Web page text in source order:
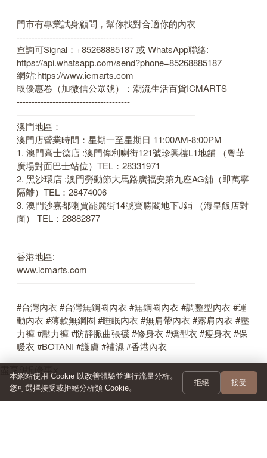
門市有專業試身顧問，幫你找對合適你的內衣
---------------------------------------
查詢可Signal：+85268885187 或 WhatsApp聯絡:
https://api.whatsapp.com/send?phone=85268885187
網站:https://www.icmarts.com
取優惠卷（加微信公眾號）：潮流生活百貨ICMARTS
--------------------------------------
————————————————————
澳門地區：
澳門店營業時間：星期一至星期日 11:00AM-8:00PM
1. 澳門高士德店 :澳門俾利喇街121號珍興樓L1地舖 （粵華
廣場對面巴士站位）TEL：28331971
2. 黑沙環店 :澳門勞動節大馬路廣福安第九座AG舖（即萬寧
隔離）TEL：28474006
3. 澳門沙嘉都喇賈罷麗街14號寶勝閣地下J鋪 （海皇飯店對
面） TEL：28882877
香港地區:
www.icmarts.com
————————————————————
#台灣內衣 #台灣無鋼圈內衣 #無鋼圈內衣 #調整型內衣 #運
動內衣 #薄款無鋼圈 #睡眠內衣 #無肩帶內衣 #露肩內衣 #壓
力褲 #壓力褲 #防靜脈曲張襪 #修身衣 #矯型衣 #瘦身衣 #保
暖衣 #BOTANI #護膚 #補濕 #香港內衣
盡享9折優惠x
本網站使用 Cookie 以改善體驗並進行流量分析。
您可選擇接受或拒絕分析類 Cookie。
拒絕 接受
港澳中文
English